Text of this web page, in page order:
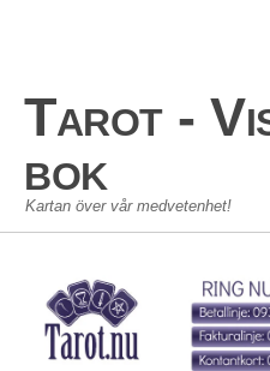
STORA ARKANAN
LILLA ARKANAN
GÄSTBOK
Tarot -
bok
Kartan över vår medvetenhet!